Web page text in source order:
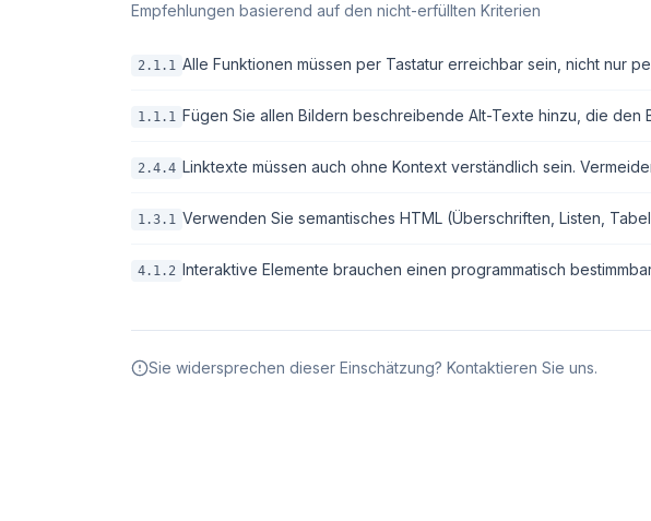
Empfehlungen basierend auf den nicht-erfüllten Kriterien
2.1.1 Alle Funktionen müssen per Tastatur erreichbar sein, nicht nur
1.1.1 Fügen Sie allen Bildern beschreibende Alt-Texte hinzu, die den
2.4.4 Linktexte müssen auch ohne Kontext verständlich sein.
1.3.1 Verwenden Sie semantisches HTML (Überschriften, Listen,
4.1.2 Interaktive Elemente brauchen einen programmatisch
Sie widersprechen dieser Einschätzung? Kontaktieren Sie uns.